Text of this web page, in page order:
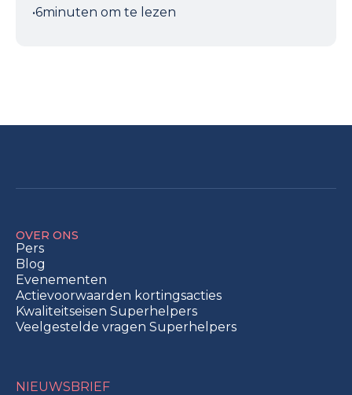
•6minuten om te lezen
OVER ONS
Pers
Blog
Evenementen
Actievoorwaarden kortingsacties
Kwaliteitseisen Superhelpers
Veelgestelde vragen Superhelpers
NIEUWSBRIEF